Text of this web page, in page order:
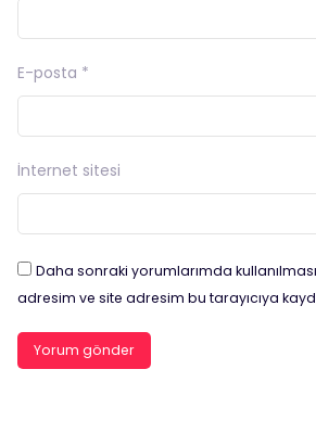
E-posta *
İnternet sitesi
Daha sonraki yorumlarımda
adresim ve site adresim bu tarayıcıya